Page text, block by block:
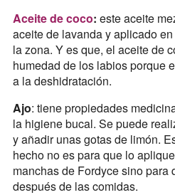
Aceite de coco: este aceite
aceite de lavanda y aplicado
la zona. Y es que, el aceite de
humedad de los labios porque
a la deshidratación.
Ajo: tiene propiedades
la higiene bucal. Se puede
y añadir unas gotas de limón.
hecho no es para que lo
manchas de Fordyce sino para
después de las comidas.